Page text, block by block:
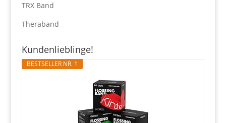
TRX Band
Theraband
Kundenlieblinge!
BESTSELLER NR. 1